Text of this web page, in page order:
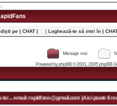
pe | CHAT | [ Loghează-te să intri în |
Mesaje noi
Powered byphpBB© 2001, 2005 phpBB
rapidfans@gmail.com | Aici poate fi